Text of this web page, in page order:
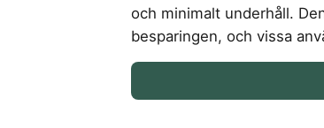
och minimalt underhåll.
besparingen, och vissa